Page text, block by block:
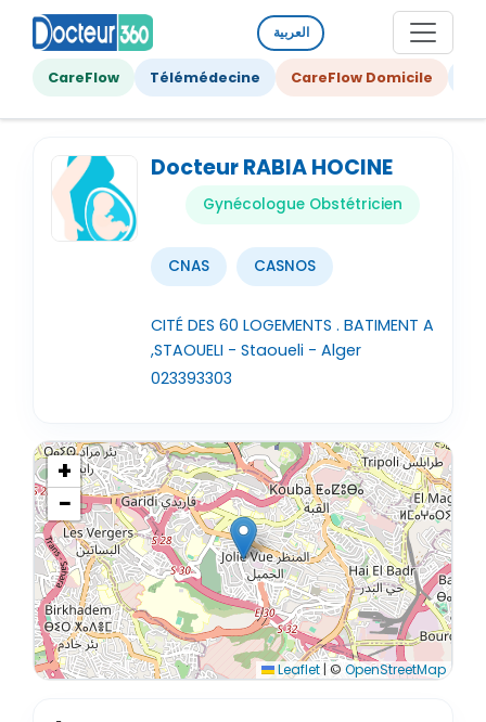
العربية
CareFlow Télémédecine CareFlow Domicile
Docteur RABIA HOCINE
Gynécologue Obstétricien
CNAS CASNOS
CITÉ DES 60 LOGEMENTS . BATIMENT A
,STAOUELI - Staoueli - Alger
023393303
+
−
Leaflet| © OpenStreetMap